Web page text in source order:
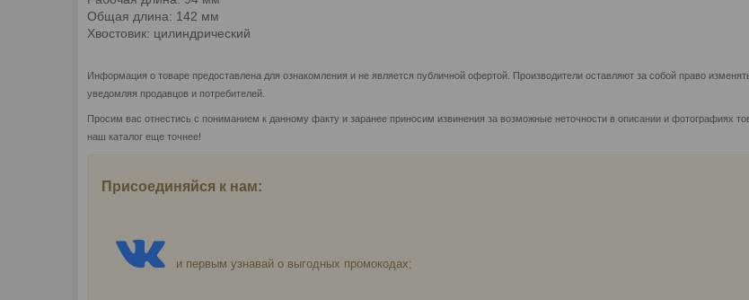
Общая длина: 142 мм
Хвостовик: цилиндрический
Информация о товаре предоставлена для ознакомления и не является публичной офертой. Производители оставляют за собой право
уведомляя продавцов и потребителей.
Просим вас отнестись с пониманием к данному факту и заранее приносим извинения за возможные неточности в описании и фотографиях
наш каталог еще точнее!
Присоединяйся к нам:
и первым узнавай о выгодных промокодах;